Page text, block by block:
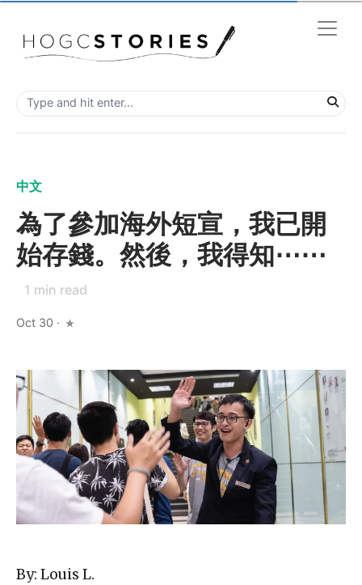
中文
為了參加海外短宣，我已開
始存錢。然後，我得知⋯⋯
1 min read
Oct 30 ·
By: Louis L.